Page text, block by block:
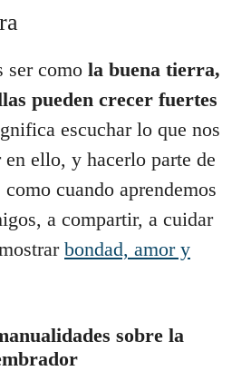
ser como la buena tierra,
pueden crecer fuertes
escuchar lo que nos
en ello, y hacerlo parte de
cuando aprendemos
a compartir, a cuidar
bondad, amor y
sobre la